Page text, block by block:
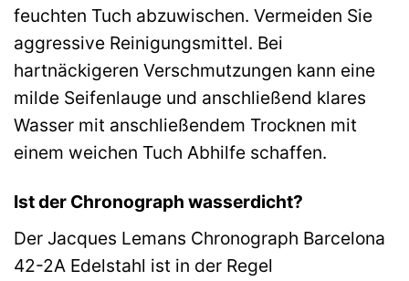
feuchten Tuch abzuwischen. Vermeiden Sie
aggressive Reinigungsmittel. Bei
hartnäckigeren Verschmutzungen kann eine
milde Seifenlauge und anschließend klares
Wasser mit anschließendem Trocknen mit
einem weichen Tuch Abhilfe schaffen.
Ist der Chronograph wasserdicht?
Der Jacques Lemans Chronograph Barcelona
42-2A Edelstahl ist in der Regel